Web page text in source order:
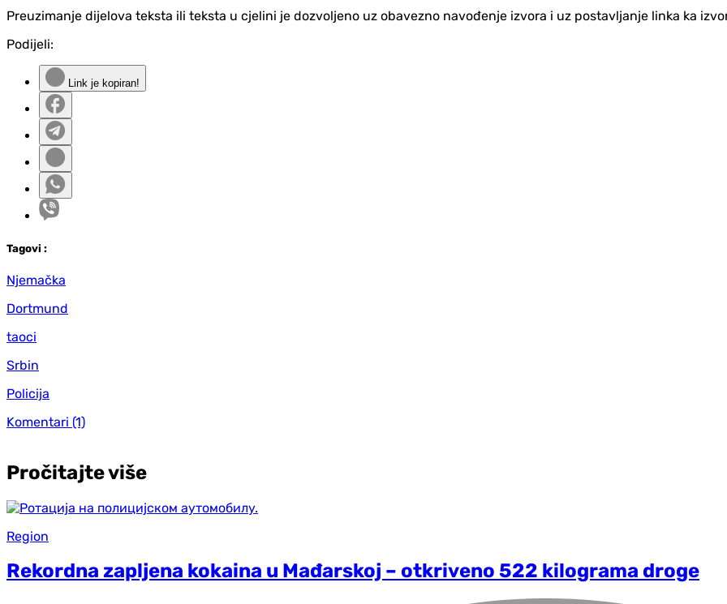
Preuzimanje dijelova teksta ili teksta u cjelini je dozvoljeno uz obavezno navođenje izvora i uz postavljanje linka ka
Podijeli:
Link je kopiran!
Tagovi :
Njemačka
Dortmund
taoci
Srbin
Policija
Komentari (1)
Pročitajte više
Region
Rekordna zapljena kokaina u Mađarskoj – otkriveno 522 kilograma droge